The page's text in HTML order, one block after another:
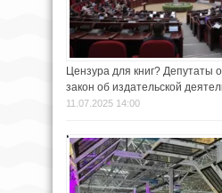
Цензура для книг? Депутаты
закон об издательской
11.07.2025 14:00